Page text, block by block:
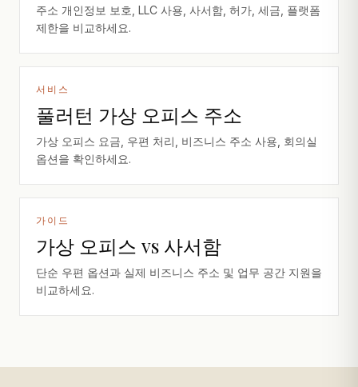
주소 개인정보 보호, LLC 사용, 사서함, 허가, 세금, 플랫폼
제한을 비교하세요.
서비스
풀러턴 가상 오피스 주소
가상 오피스 요금, 우편 처리, 비즈니스 주소 사용, 회의실
옵션을 확인하세요.
가이드
가상 오피스 vs 사서함
단순 우편 옵션과 실제 비즈니스 주소 및 업무 공간 지원을
비교하세요.